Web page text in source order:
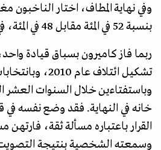
وفي نهاية المطاف، اختار الناخبون
بنسبة 52 في المئة مقابل 48 في المئة، في 23 يونيو/حزيران 2016.
ربما فاز كاميرون بسباق قيادة
تشكيل ائتلاف عام
وباستفتاءين خلال السنوات العشر
خانه في النهاية. فقد وضع نفسه
القرار باعتباره مسألة ثقة،
وسمعته الشخصية بنتيجة